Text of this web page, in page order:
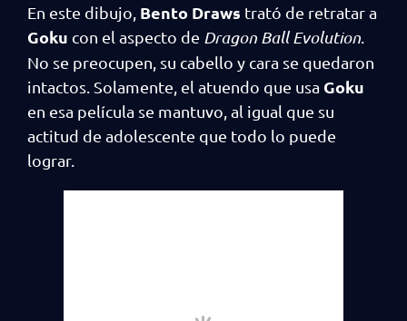
En este dibujo, Bento Draws trató de retratar a
Goku con el aspecto de Dragon Ball Evolution
No se preocupen, su cabello y cara se quedaron
intactos. Solamente, el atuendo que usa Goku
en esa película se mantuvo, al igual que su
actitud de adolescente que todo lo puede
lograr.